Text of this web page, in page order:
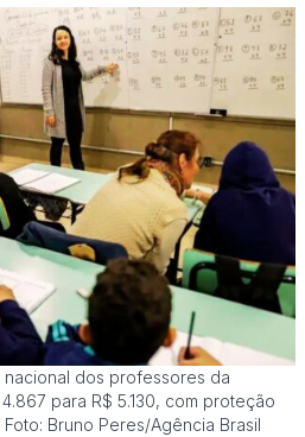
dos professores da
para R$ 5.130, com proteção
Bruno Peres/Agência Brasil